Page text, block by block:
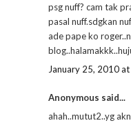
psg nuff? cam tak
pasal nuff.sdgkan
ade pape ko
January 25, 2010
Anonymous said...
ahah..mutut2..yg